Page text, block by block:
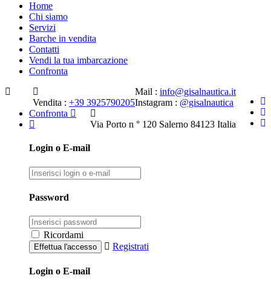
Home
Chi siamo
Servizi
Barche in vendita
Contatti
Vendi la tua imbarcazione
Confronta
Mail : info@gisalnautica.it
Instagram : @gisalnautica
Vendita : +39 3925790205
Via Porto n ° 120 Salerno 84123 Italia
Confronta
Login o E-mail
Password
Ricordami
Registrati
Login o E-mail